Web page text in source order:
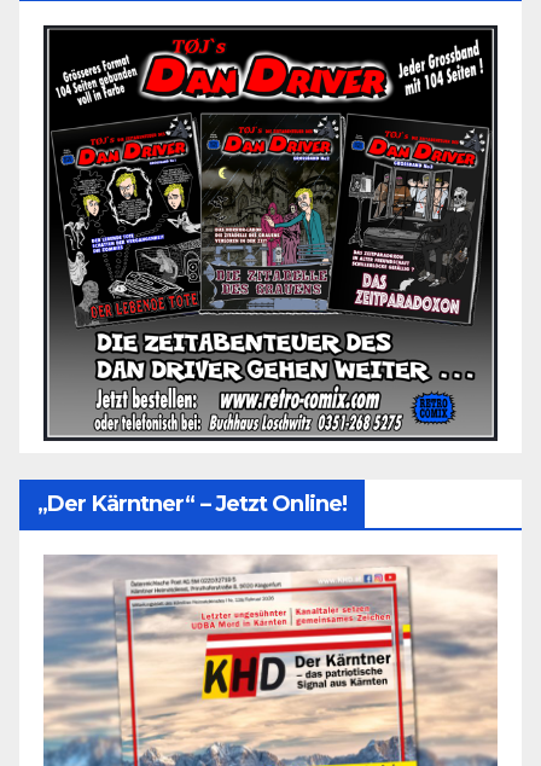
„Der Kärntner“ – Jetzt Online!